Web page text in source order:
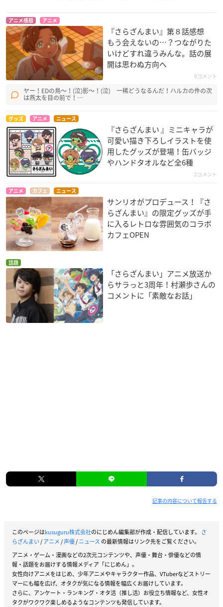
アニメ感想 アニメ
『さらざんまい』第８話感想
もう会えないの…？つながりた
いけどすれ違うみんな。話の展
開は思わぬ方向へ
9コメント
ヤー！EDの鳥〜！(泣)影〜！(泣) 一稀どうなるんだ！ハルカの件の次
は燕太を目の前で！…
グッズ アニメ ニュース
『さらざんまい 』ミニキャラが
可愛い描き下ろしイラストを使
用したグッズが登場！缶バッジ
やハンドタオルなど全6種
2コメント
アニメ カフェ ニュース
サンリオがプロデュース！『さ
らざんまい』の限定グッズが手
に入るレトロな雰囲気のコラボ
カフェOPEN
話題
「さらざんまい」アニメ放送か
らサラっと3周年！村瀬歩さんの
コメントに「素敵なお話」
記事の内容について報告する
このページはkusuguru株式会社のにじめん編集部が作成・配信しています。 さ
らざんまい/アニメ/声優/ニュース の最新情報はリンク先をご覧ください。
アニメ・ゲーム・漫画などの2次元コンテンツや、声優・舞台・俳優などの情
報・話題をお届けする情報メディア「にじめん」。
女性向けアニメをはじめ、少年アニメやキャラクター作品、VTuberなどストリー
マーにも幅を広げ、オタクが気になる情報を幅広くお届けしています。
さらに、アンケート・ランキング・オタ活（推し活）お役立ち情報など、女性オ
タクがワクワク楽しめるようなコンテンツも発信しています。